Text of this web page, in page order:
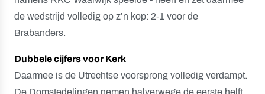
de wedstrijd volledig op z’n kop: 2-1 voor de
Brabanders.
Dubbele cijfers voor Kerk
Daarmee is de Utrechtse voorsprong volledig verdampt.
De Domstedelingen nemen halverwege de eerste helft